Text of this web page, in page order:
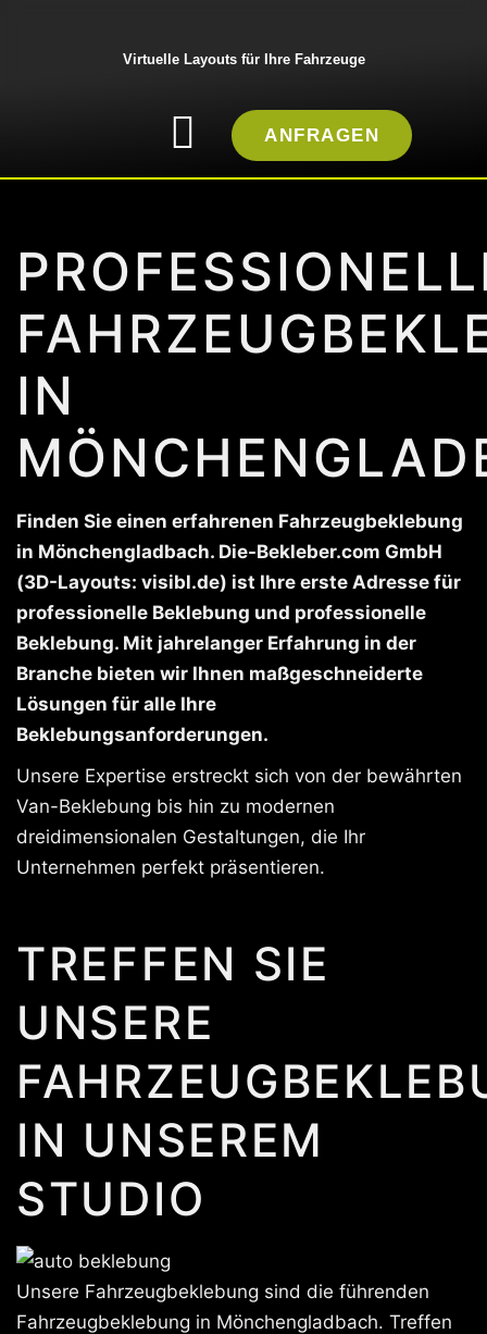
Virtuelle Layouts für Ihre Fahrzeuge
ANFRAGEN
IN
Finden Sie einen erfahrenen Fahrzeugbeklebung
in Mönchengladbach. Die-Bekleber.com GmbH
(3D-Layouts: visibl.de) ist Ihre erste Adresse für
professionelle Beklebung und professionelle
Beklebung. Mit jahrelanger Erfahrung in der
Branche bieten wir Ihnen maßgeschneiderte
Lösungen für alle Ihre
Beklebungsanforderungen.
Unsere Expertise erstreckt sich von der bewährten
Van-Beklebung bis hin zu modernen
dreidimensionalen Gestaltungen, die Ihr
Unternehmen perfekt präsentieren.
TREFFEN SIE
UNSERE
IN UNSEREM
STUDIO
Unsere Fahrzeugbeklebung sind die führenden
Fahrzeugbeklebung in Mönchengladbach. Treffen